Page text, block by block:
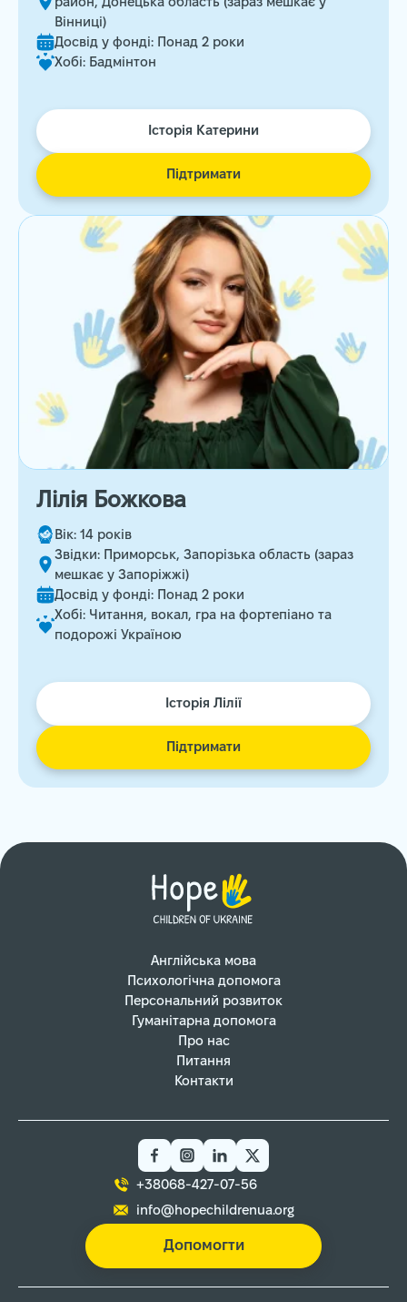
район, Донецька область (зараз мешкає у
Вінниці)
Досвід у фонді: Понад 2 роки
Хобі: Бадмінтон
Історія Катерини
Підтримати
Лілія Божкова
Вік: 14 років
Звідки: Приморськ, Запорізька область (зараз
мешкає у Запоріжжі)
Досвід у фонді: Понад 2 роки
Хобі: Читання, вокал, гра на фортепіано та
подорожі Україною
Історія Лілії
Підтримати
Англійська мова
Психологічна допомога
Персональний розвиток
Гуманітарна допомога
Про нас
Питання
Контакти
+38068-427-07-56
info@hopechildrenua.org
Допомогти